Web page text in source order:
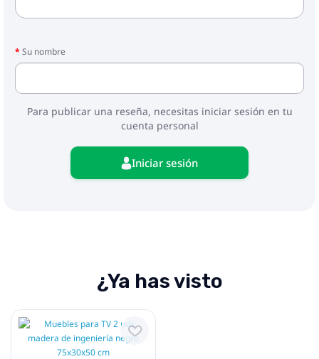
Su nombre
Para publicar una reseña, necesitas iniciar sesión en tu
cuenta personal
Iniciar sesión
¿Ya has visto